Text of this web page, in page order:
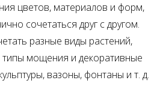
цветов, материалов и форм,
сочетаться друг с другом.
разные виды растений,
типы мощения и декоративные
вазоны, фонтаны и т. д.